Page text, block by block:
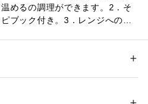
めるの調理ができます。2．そ
ブック付き。3．レンジへの出
／フッ素樹脂塗膜加工、外面（本体）